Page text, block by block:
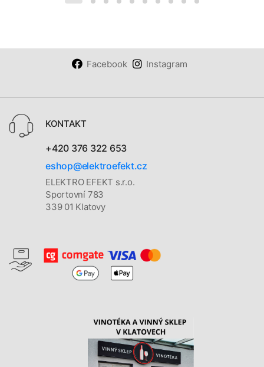
Facebook Instagram
KONTAKT
+420 376 322 653
eshop@elektroefekt.cz
ELEKTRO EFEKT s.r.o.
Sportovní 783
339 01 Klatovy